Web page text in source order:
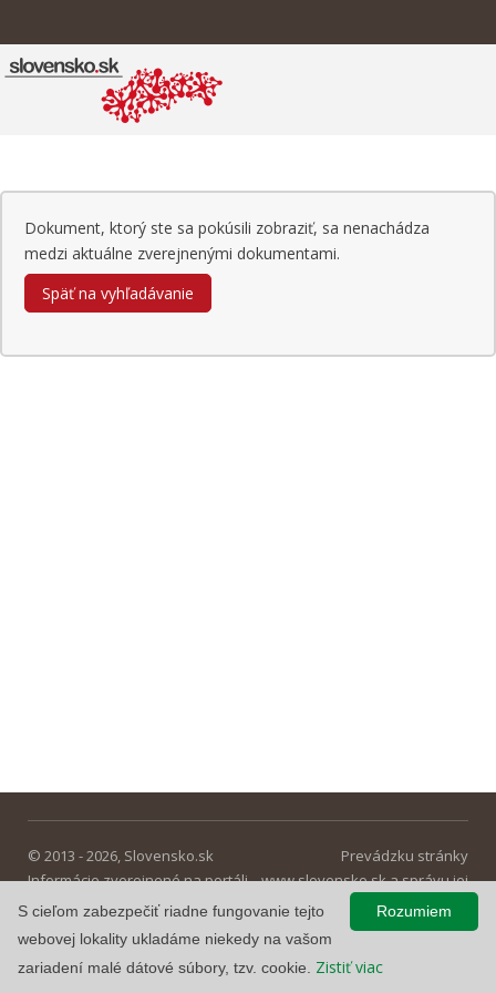
Dokument, ktorý ste sa pokúsili zobraziť, sa nenachádza
medzi aktuálne zverejnenými dokumentami.
Späť na vyhľadávanie
© 2013 - 2026, Slovensko.sk
Informácie zverejnené na portáli
majú informatívny charakter.
Prevádzku stránky
www.slovensko.sk a správu jej
obsahu zabezpečuje
Národná agentúra pre sieťové a
Rozumiem
S cieľom zabezpečiť riadne fungovanie tejto
webovej lokality ukladáme niekedy na vašom
zariadení malé dátové súbory, tzv. cookie. Zistiť viac